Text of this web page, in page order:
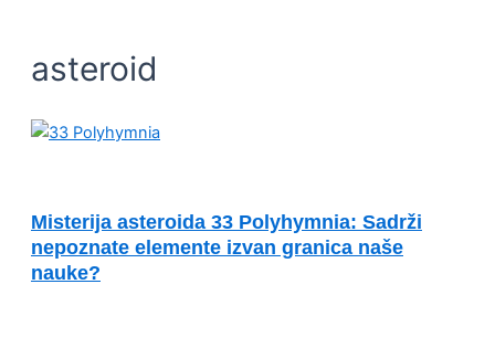
asteroid
Misterija asteroida 33 Polyhymnia: Sadrži
nepoznate elemente izvan granica naše
nauke?